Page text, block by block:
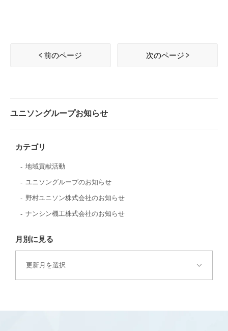
前のページ 次のページ
ユニソングループお知らせ
カテゴリ
地域貢献活動
ユニソングループのお知らせ
野村ユニソン株式会社のお知らせ
ナンシン機工株式会社のお知らせ
月別に見る